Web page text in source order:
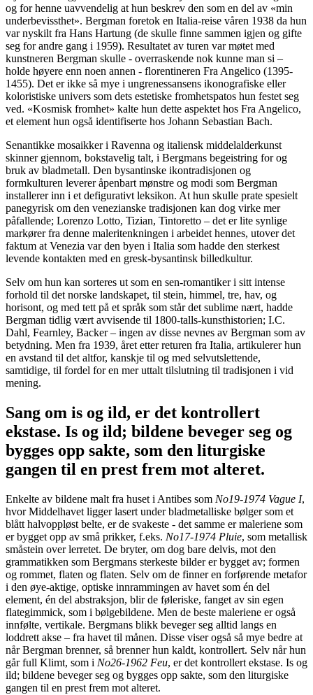
og for henne uavvendelig at hun beskrev den som en del av «min
underbevissthet». Bergman foretok en Italia-reise våren 1938 da hun
var nyskilt fra Hans Hartung (de skulle finne sammen igjen og gifte
seg for andre gang i 1959). Resultatet av turen var møtet med
kunstneren Bergman skulle - overraskende nok kunne man si –
holde høyere enn noen annen - florentineren Fra Angelico (1395-
1455). Det er ikke så mye i ungrenessansens ikonografiske eller
koloristiske univers som dets estetiske fromhetspatos hun festet seg
ved. «Kosmisk fromhet» kalte hun dette aspektet hos Fra Angelico,
et element hun også identifiserte hos Johann Sebastian Bach.
Senantikke mosaikker i Ravenna og italiensk middelalderkunst
skinner gjennom, bokstavelig talt, i Bergmans begeistring for og
bruk av bladmetall. Den bysantinske ikontradisjonen og
formkulturen leverer åpenbart mønstre og modi som Bergman
installerer inn i et defigurativt leksikon. At hun skulle prate spesielt
panegyrisk om den venezianske tradisjonen kan dog virke mer
påfallende; Lorenzo Lotto, Tizian, Tintoretto – det er lite synlige
markører fra denne maleritenkningen i arbeidet hennes, utover det
faktum at Venezia var den byen i Italia som hadde den sterkest
levende kontakten med en gresk-bysantinsk billedkultur.
Selv om hun kan sorteres ut som en sen-romantiker i sitt intense
forhold til det norske landskapet, til stein, himmel, tre, hav, og
horisont, og med tett på et språk som står det sublime nært, hadde
Bergman tidlig vært avvisende til 1800-talls-kunsthistorien; I.C.
Dahl, Fearnley, Backer – ingen av disse nevnes av Bergman som av
betydning. Men fra 1939, året etter returen fra Italia, artikulerer hun
en avstand til det altfor, kanskje til og med selvutslettende,
samtidige, til fordel for en mer uttalt tilslutning til tradisjonen i vid
mening.
Sang om is og ild, er det kontrollert
ekstase. Is og ild; bildene beveger seg og
bygges opp sakte, som den liturgiske
gangen til en prest frem mot alteret.
Enkelte av bildene malt fra huset i Antibes som No19-1974 Vague I,
hvor Middelhavet ligger lasert under bladmetalliske bølger som et
blått halvoppløst belte, er de svakeste - det samme er maleriene som
er bygget opp av små prikker, f.eks. No17-1974 Pluie, som metallisk
småstein over lerretet. De bryter, om dog bare delvis, mot den
grammatikken som Bergmans sterkeste bilder er bygget av; formen
og rommet, flaten og flaten. Selv om de finner en forførende metafor
i den øye-aktige, optiske innrammingen av havet som én del
element, én del abstraksjon, blir de føleriske, fanget av sin egen
flategimmick, som i bølgebildene. Men de beste maleriene er også
innfølte, vertikale. Bergmans blikk beveger seg alltid langs en
loddrett ­­akse – fra havet til månen. Disse viser også så mye bedre at
når Bergman brenner, så brenner hun kaldt, kontrollert. Selv når hun
går full Klimt, som i No26-1962 Feu, er det kontrollert ekstase. Is og
ild; bildene beveger seg og bygges opp sakte, som den liturgiske
gangen til en prest frem mot alteret.